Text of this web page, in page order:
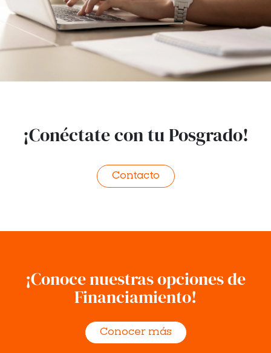
¡Conéctate con tu Posgrado!
Contacto
¡Conoce nuestras opciones de
Financiamiento!
Conocer más